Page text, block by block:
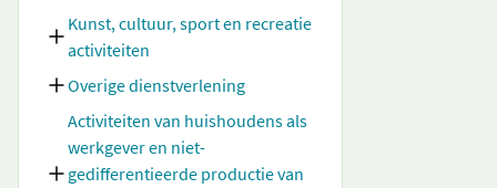
Kunst, cultuur, sport en recreatie
activiteiten
Overige dienstverlening
Activiteiten van huishoudens als
werkgever en niet-
gedifferentieerde productie van